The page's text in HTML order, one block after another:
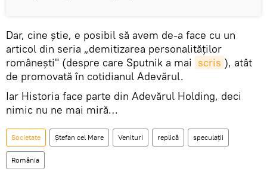
Dar, cine ştie, e posibil să avem de-a face cu un
articol din seria „demitizarea personalităţilor
româneşti" (despre care Sputnik a mai scris ), atât
de promovată în cotidianul Adevărul.
Iar Historia face parte din Adevărul Holding, deci
nimic nu ne mai miră…
Societate Ştefan cel Mare Venituri replică speculații
România